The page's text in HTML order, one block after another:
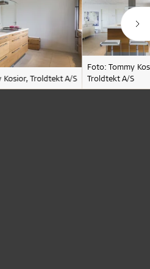
Kosior, Troldtekt A/S
Foto: Tommy
Troldtekt A/S